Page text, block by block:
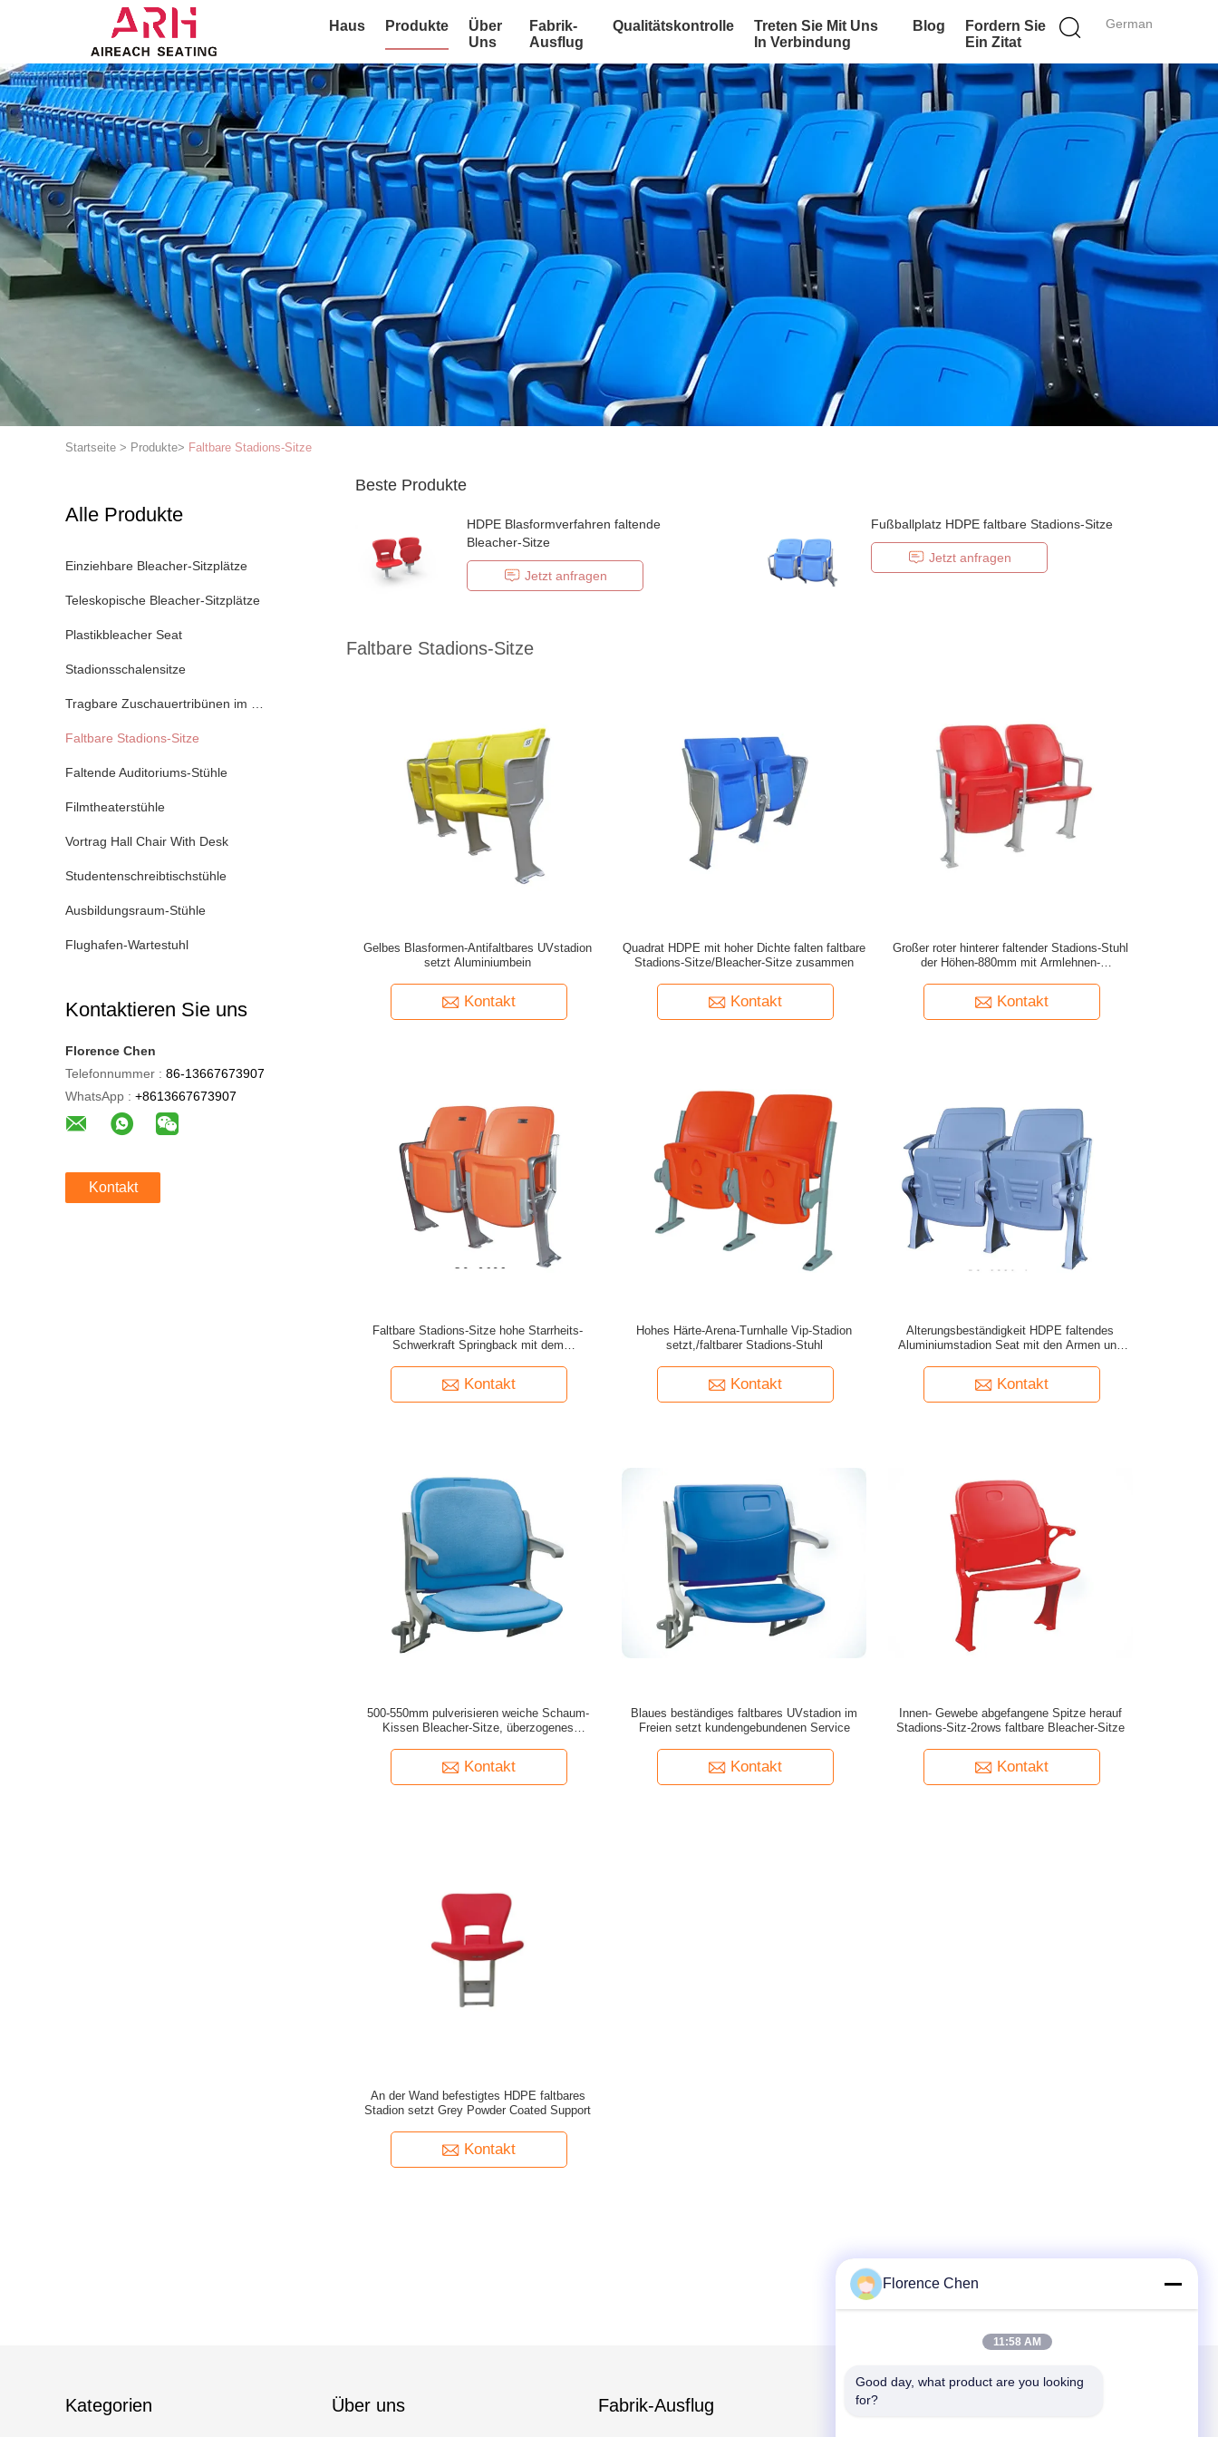
German
Haus Produkte
Über
Uns
Fabrik-
Ausflug
Qualitätskontrolle
Treten Sie Mit Uns
In Verbindung
Blog
Fordern Sie
Ein Zitat
Startseite > Produkte> Faltbare Stadions-Sitze
Alle Produkte
Einziehbare Bleacher-Sitzplätze
Teleskopische Bleacher-Sitzplätze
Plastikbleacher Seat
Stadionsschalensitze
Faltbare Stadions-Sitze
Faltende Auditoriums-Stühle
Filmtheaterstühle
Vortrag Hall Chair With Desk
Studentenschreibtischstühle
Ausbildungsraum-Stühle
Flughafen-Wartestuhl
Kontaktieren Sie uns
Florence Chen
Telefonnummer : 86-13667673907
WhatsApp : +8613667673907
Kontakt
Beste Produkte
HDPE Blasformverfahren faltende
Bleacher-Sitze
Jetzt anfragen
Fußballplatz HDPE faltbare Stadions-Sitze
Jetzt anfragen
Faltbare Stadions-Sitze
Gelbes Blasformen-Antifaltbares UVstadion
setzt Aluminiumbein
Kontakt
Quadrat HDPE mit hoher Dichte falten faltbare
Stadions-Sitze/Bleacher-Sitze zusammen
Kontakt
Großer roter hinterer faltender Stadions-Stuhl
der Höhen-880mm mit Armlehnen-
Kontakt
Faltbare Stadions-Sitze hohe Starrheits-
Schwerkraft Springback mit dem
Kontakt
Hohes Härte-Arena-Turnhalle Vip-Stadion
setzt,/faltbarer Stadions-Stuhl
Kontakt
Alterungsbeständigkeit HDPE faltendes
Aluminiumstadion Seat mit den Armen und
Kontakt
500-550mm pulverisieren weiche Schaum-
Kissen Bleacher-Sitze, überzogenes
Kontakt
Blaues beständiges faltbares UVstadion im
Freien setzt kundengebundenen Service
Kontakt
Innen- Gewebe abgefangene Spitze herauf
Stadions-Sitz-2rows faltbare Bleacher-Sitze
Kontakt
An der Wand befestigtes HDPE faltbares
Stadion setzt Grey Powder Coated Support
Kontakt
Kategorien Über uns Fabrik-Ausflug Mailen Sie uns
Florence Chen
11:58 AM
Good day, what product are you looking
for?